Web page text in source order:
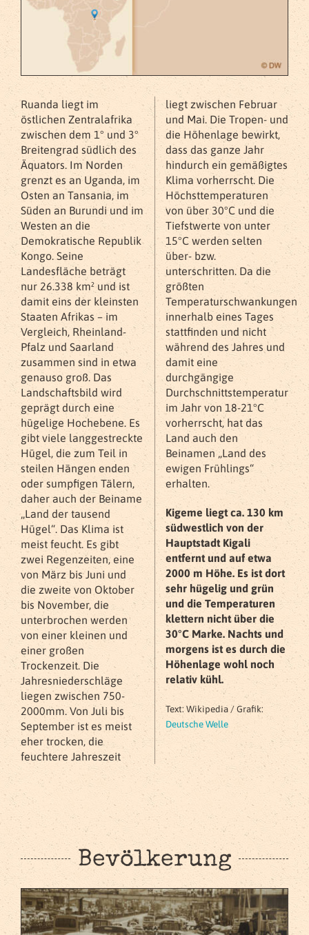
Ruanda liegt im
östlichen Zentralafrika
zwischen dem 1° und 3°
Breitengrad südlich des
Äquators. Im Norden
grenzt es an Uganda, im
Osten an Tansania, im
Süden an Burundi und im
Westen an die
Demokratische Republik
Kongo. Seine
Landesfläche beträgt
nur 26.338 km² und ist
damit eins der kleinsten
Staaten Afrikas – im
Vergleich, Rheinland-
Pfalz und Saarland
zusammen sind in etwa
genauso groß. Das
Landschaftsbild wird
geprägt durch eine
hügelige Hochebene. Es
gibt viele langgestreckte
Hügel, die zum Teil in
steilen Hängen enden
oder sumpfigen Tälern,
daher auch der Beiname
„Land der tausend
Hügel“. Das Klima ist
meist feucht. Es gibt
zwei Regenzeiten, eine
von März bis Juni und
die zweite von Oktober
bis November, die
unterbrochen werden
von einer kleinen und
einer großen
Trockenzeit. Die
Jahresniederschläge
liegen zwischen 750-
2000mm. Von Juli bis
September ist es meist
eher trocken, die
feuchtere Jahreszeit
liegt zwischen Februar
und Mai. Die Tropen- und
die Höhenlage bewirkt,
dass das ganze Jahr
hindurch ein gemäßigtes
Klima vorherrscht. Die
Höchsttemperaturen
von über 30°C und die
Tiefstwerte von unter
15°C werden selten
über- bzw.
unterschritten. Da die
größten
Temperaturschwankungen
innerhalb eines Tages
stattfinden und nicht
während des Jahres und
damit eine
durchgängige
Durchschnittstemperatur
im Jahr von 18-21°C
vorherrscht, hat das
Land auch den
Beinamen „Land des
ewigen Frühlings“
erhalten.
Kigeme liegt ca. 130 km
südwestlich von der
Hauptstadt Kigali
entfernt und auf etwa
2000 m Höhe. Es ist dort
sehr hügelig und grün
und die Temperaturen
klettern nicht über die
30°C Marke. Nachts und
morgens ist es durch die
Höhenlage wohl noch
relativ kühl.
Text: Wikipedia / Grafik:
Deutsche Welle
Bevölkerung